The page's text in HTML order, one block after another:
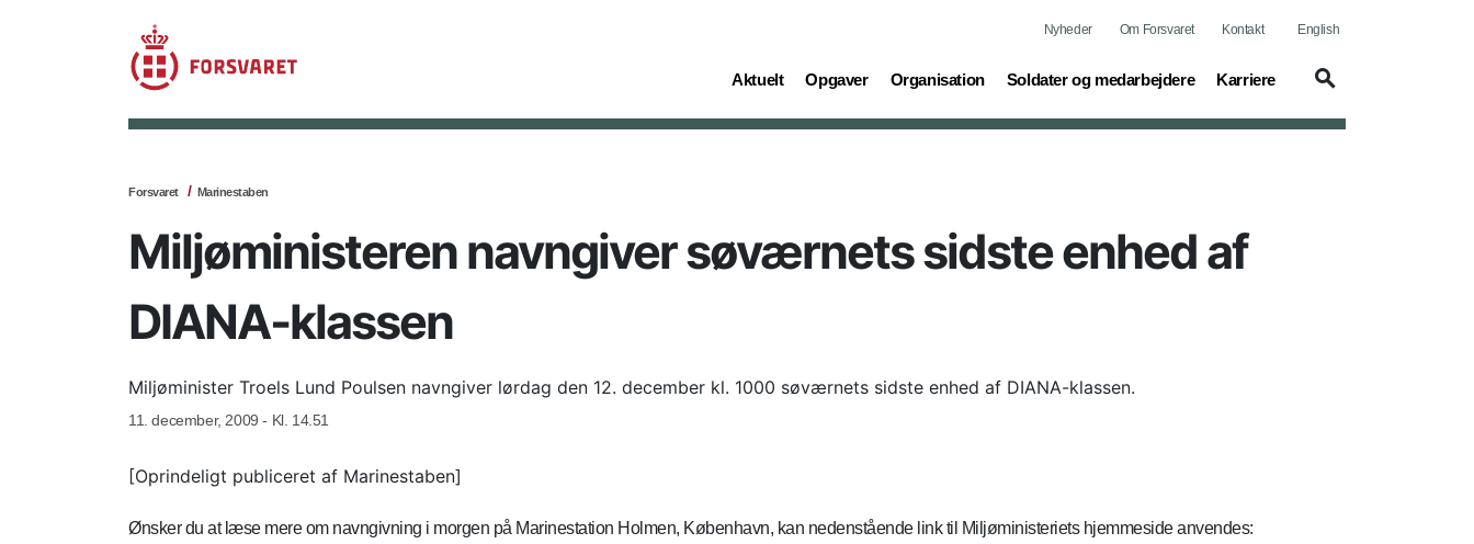
Nyheder Om Forsvaret Kontakt English
Aktuelt
(current) Opgaver
(current) Organisation
(current) Soldater og medarbejdere
(current) Karriere
(current)
Forsvaret Marinestaben
Miljøministeren navngiver søværnets sidste enhed af
DIANA-klassen
Miljøminister Troels Lund Poulsen navngiver lørdag den 12. december kl. 1000 søværnets sidste enhed af DIANA-klassen.
11. december, 2009 - Kl. 14.51
[Oprindeligt publiceret af Marinestaben]
Ønsker du at læse mere om navngivning i morgen på Marinestation Holmen, København, kan nedenstående link til Miljøministeriets hjemmeside anvendes: